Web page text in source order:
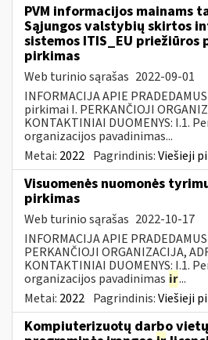
PVM informacijos mainams
Sąjungos valstybių skirtos
sistemos ITIS_EU priežiūros
pirkimas
Web turinio sąrašas 2022-09-01
INFORMACIJA APIE
pirkimai I. PERKANČIOJI
KONTAKTINIAI DUOMENYS: I.1.
organizacijos pavadinimas...
Metai: 2022 Pagrindinis:Viešieji
Visuomenės nuomonės
pirkimas
Web turinio sąrašas 2022-10-17
INFORMACIJA APIE
PERKANČIOJI ORGANIZACIJA,
KONTAKTINIAI DUOMENYS: I.1.
organizacijos pavadinimas ir...
Metai: 2022 Pagrindinis:Viešieji
Kompiuterizuotų darbo